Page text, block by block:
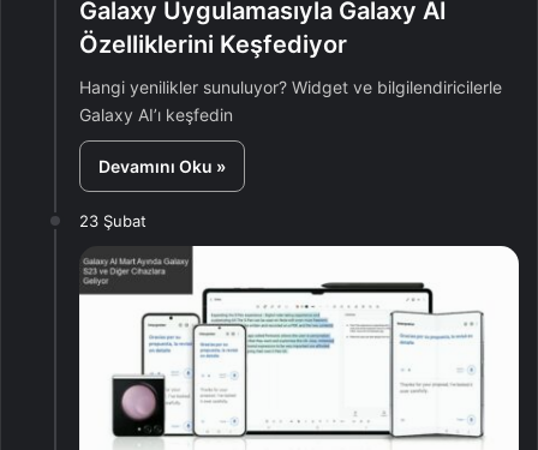
Galaxy Uygulamasıyla Galaxy AI
Özelliklerini Keşfediyor
Hangi yenilikler sunuluyor? Widget ve bilgilendiricilerle
Galaxy AI’ı keşfedin
Devamını Oku »
23 Şubat